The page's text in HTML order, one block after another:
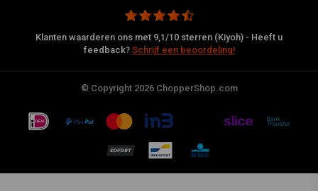
Klanten waarderen ons met 9,1/10 sterren (Kiyoh) - Heeft u
feedback? Schrijf een beoordeling!
© Copyright 2026 ChopperShop.com